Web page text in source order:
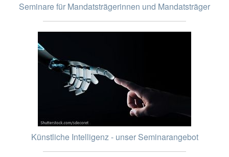
Seminare für Mandatsträgerinnen und Mandatsträger
Künstliche Intelligenz - unser Seminarangebot